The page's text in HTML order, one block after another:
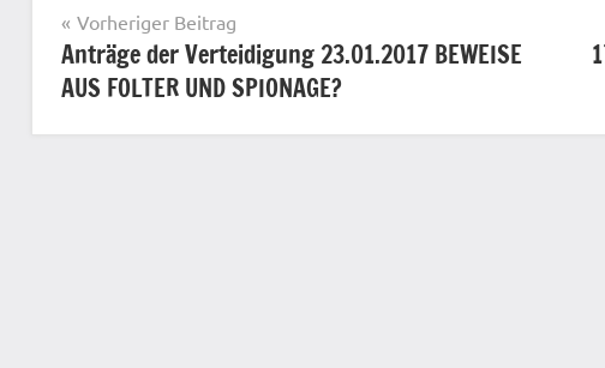
Beitragsnavigation
Vorheriger Beitrag
Anträge der Verteidigung 23.01.2017 BEWEISE
AUS FOLTER UND SPIONAGE?